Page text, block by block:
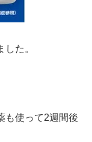
た。
も使って2週間後